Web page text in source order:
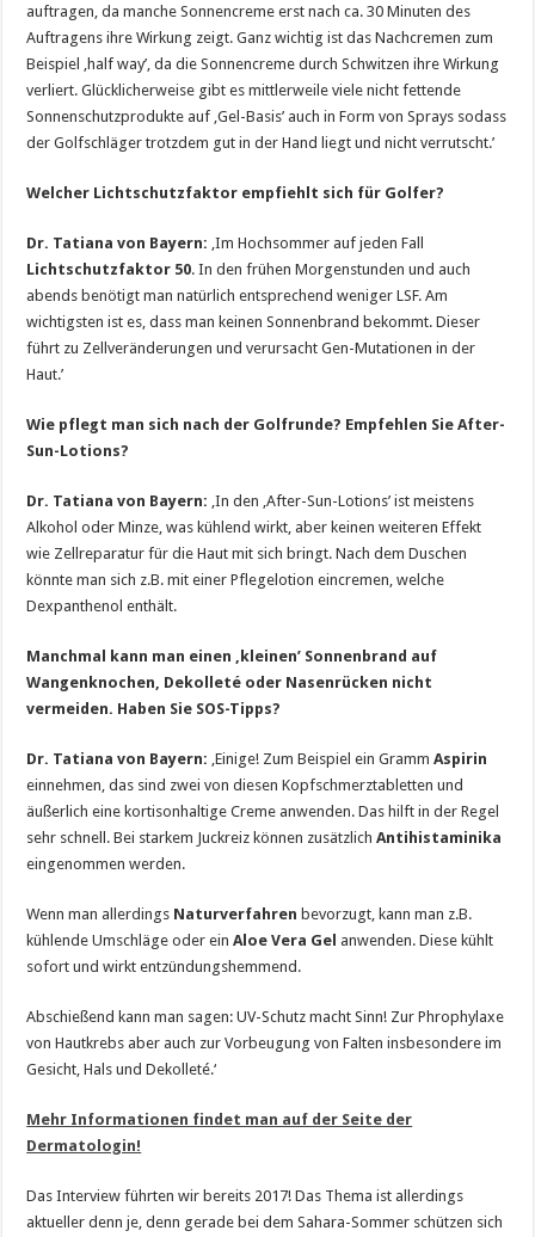
auftragen, da manche Sonnencreme erst nach ca. 30 Minuten des
Auftragens ihre Wirkung zeigt. Ganz wichtig ist das Nachcremen zum
Beispiel ‚half way’, da die Sonnencreme durch Schwitzen ihre Wirkung
verliert. Glücklicherweise gibt es mittlerweile viele nicht fettende
Sonnenschutzprodukte auf ‚Gel-Basis’ auch in Form von Sprays sodass
der Golfschläger trotzdem gut in der Hand liegt und nicht verrutscht.’
Welcher Lichtschutzfaktor empfiehlt sich für Golfer?
Dr. Tatiana von Bayern: ‚Im Hochsommer auf jeden Fall
Lichtschutzfaktor 50. In den frühen Morgenstunden und auch
abends benötigt man natürlich entsprechend weniger LSF. Am
wichtigsten ist es, dass man keinen Sonnenbrand bekommt. Dieser
führt zu Zellveränderungen und verursacht Gen-Mutationen in der
Haut.’
Wie pflegt man sich nach der Golfrunde? Empfehlen Sie After-
Sun-Lotions?
Dr. Tatiana von Bayern: ‚In den ‚After-Sun-Lotions’ ist meistens
Alkohol oder Minze, was kühlend wirkt, aber keinen weiteren Effekt
wie Zellreparatur für die Haut mit sich bringt. Nach dem Duschen
könnte man sich z.B. mit einer Pflegelotion eincremen, welche
Dexpanthenol enthält.
Manchmal kann man einen ‚kleinen’ Sonnenbrand auf
Wangenknochen, Dekolleté oder Nasenrücken nicht
vermeiden. Haben Sie SOS-Tipps?
Dr. Tatiana von Bayern: ‚Einige! Zum Beispiel ein GrammAspirin
einnehmen, das sind zwei von diesen Kopfschmerztabletten und
äußerlich eine kortisonhaltige Creme anwenden. Das hilft in der Regel
sehr schnell. Bei starkem Juckreiz können zusätzlichAntihistaminika
eingenommen werden.
Wenn man allerdings Naturverfahren bevorzugt, kann man z.B.
kühlende Umschläge oder einAloe Vera Gel anwenden. Diese kühlt
sofort und wirkt entzündungshemmend.
Abschießend kann man sagen: UV-Schutz macht Sinn! Zur Phrophylaxe
von Hautkrebs aber auch zur Vorbeugung von Falten insbesondere im
Gesicht, Hals und Dekolleté.‘
Mehr Informationen findet man auf der Seite der
Dermatologin!
Das Interview führten wir bereits 2017! Das Thema ist allerdings
aktueller denn je, denn gerade bei dem Sahara-Sommer schützen sich